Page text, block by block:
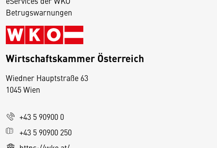
Betrugswarnungen
Wirtschaftskammer Österreich
Wiedner Hauptstraße 63
1045 Wien
+43 5 90900 0
+43 5 90900 250
D
s
e
S